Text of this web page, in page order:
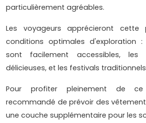
particulièrement agréables.
Les voyageurs apprécieront cette
conditions optimales d'exploration
sont facilement accessibles, les
délicieuses, et les festivals
Pour profiter pleinement de
recommandé de prévoir des
une couche supplémentaire pour les